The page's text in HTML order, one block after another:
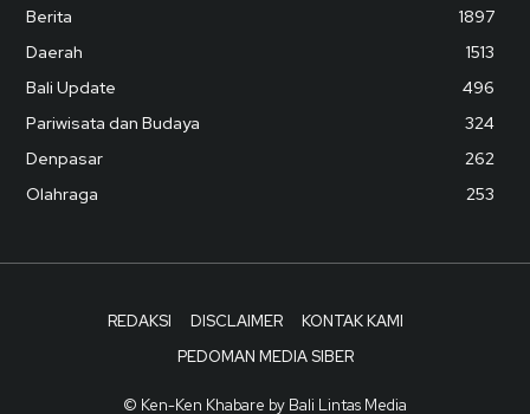
Berita
1897
Daerah
1513
Bali Update
496
Pariwisata dan Budaya
324
Denpasar
262
Olahraga
253
REDAKSI DISCLAIMER
KONTAK KAMI
PEDOMAN MEDIA SIBER
© Ken-Ken Khabare by Bali Lintas Media